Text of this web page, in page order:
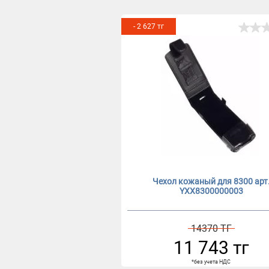
- 2 627 тг
Чехол кожаный для 8300
YXX8300000003
14370 ТГ
11 743 тг
*без учета НДС